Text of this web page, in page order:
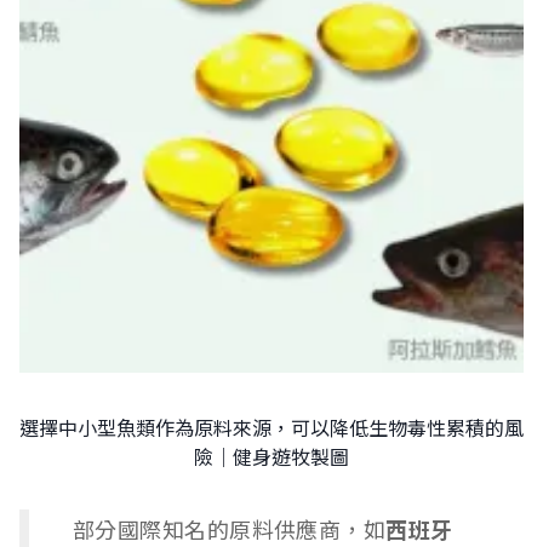
選擇中小型魚類作為原料來源，可以降低生物毒性累積的風
險｜健身遊牧製圖
部分國際知名的原料供應商，如西班牙